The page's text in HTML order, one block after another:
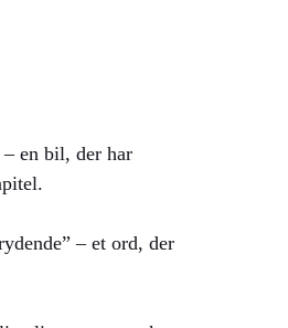
en bil, der har
– et ord, der